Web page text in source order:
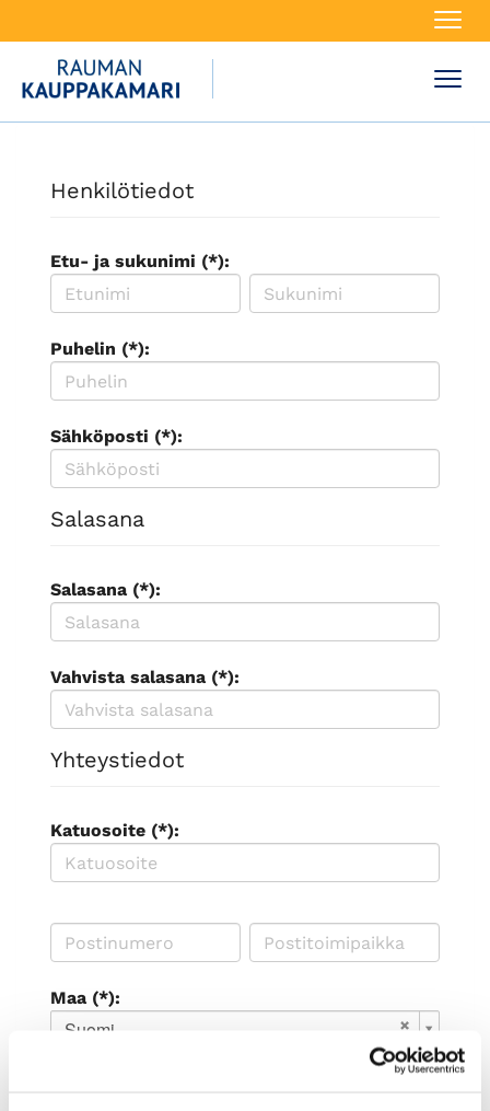
Henkilötiedot
Etu- ja sukunimi (*):
Puhelin (*):
Sähköposti (*):
Salasana
Salasana (*):
Vahvista salasana (*):
Yhteystiedot
Katuosoite (*):
Maa (*):
Suomi
Rekisteröidy